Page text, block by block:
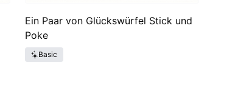
Ein Paar von Glückswürfel Stick und
Poke
Basic